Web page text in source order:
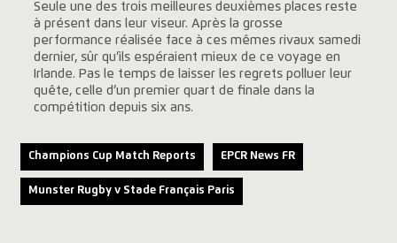
Seule une des trois meilleures deuxièmes places reste
à présent dans leur viseur. Après la grosse
performance réalisée face à ces mêmes rivaux samedi
dernier, sûr qu’ils espéraient mieux de ce voyage en
Irlande. Pas le temps de laisser les regrets polluer leur
quête, celle d’un premier quart de finale dans la
compétition depuis six ans.
Champions Cup Match Reports EPCR News FR
Munster Rugby v Stade Français Paris